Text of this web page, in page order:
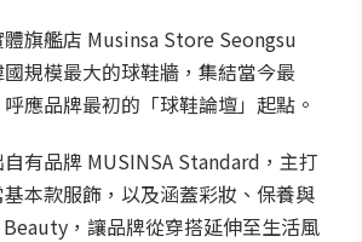
旗艦店 Musinsa Store Seongsu
規模最大的球鞋牆，集結當今最
應品牌最初的「球鞋論壇」起點。
有品牌 MUSINSA Standard，主打
本款服飾，以及涵蓋彩妝、保養與
，讓品牌從穿搭延伸至生活風